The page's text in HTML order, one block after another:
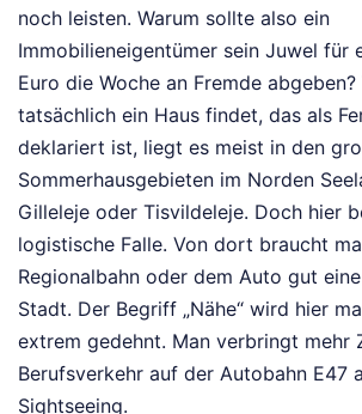
noch leisten. Warum sollte also ein
Immobilieneigentümer sein Juwel für
Euro die Woche an Fremde abgeben?
tatsächlich ein Haus findet, das als
deklariert ist, liegt es meist in den
Sommerhausgebieten im Norden
Gilleleje oder Tisvildeleje. Doch hier
logistische Falle. Von dort braucht
Regionalbahn oder dem Auto gut
Stadt. Der Begriff „Nähe“ wird hier
extrem gedehnt. Man verbringt mehr
Berufsverkehr auf der Autobahn E47
Sightseeing.